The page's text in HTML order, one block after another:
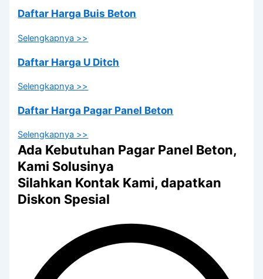
Daftar Harga Buis Beton
Selengkapnya >>
Daftar Harga U Ditch
Selengkapnya >>
Daftar Harga Pagar Panel Beton
Selengkapnya >>
Ada Kebutuhan Pagar Panel Beton,
Kami Solusinya
Silahkan Kontak Kami, dapatkan
Diskon Spesial